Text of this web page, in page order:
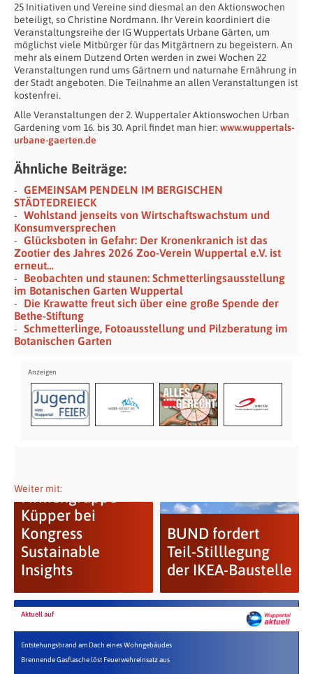
25 Initiativen und Vereine sind diesmal an den Aktionswochen
beteiligt, so Christine Nordmann. Ihr Verein koordiniert die
Veranstaltungsreihe der IG Wuppertals Urbane Gärten, um
möglichst viele Mitbürger für das Mitgärtnern zu begeistern. An
mehr als einem Dutzend Orten werden in zwei Wochen 22
Veranstaltungen rund ums Gärtnern und naturnahe Ernährung in
der Stadt angeboten. Die Teilnahme an allen Veranstaltungen ist
kostenfrei.
Alle Veranstaltungen der 2. Wuppertaler Aktionswochen Urban
Gardening vom 16. bis 30. April findet man hier: www.wuppertals-
urbane-gaerten.de
Ähnliche Beiträge:
GEMEINSAM PENDELN IM BERGISCHEN
STÄDTEDREIECK
Wohlstand jenseits von Wirtschaftswachstum und
Konsumversprechen
Glücksboten in Gefahr: Der Kronenkranich ist das
Zootier des Jahres 2026 Zoo-Verein Wuppertal e.V. ist
erneut…
Beobachten und staunen: Schmetterlingsausstellung
im Botanischen Garten Wuppertal
Die Krawatte freut sich über eine große Spende der
Bethe-Stiftung
Schmetterlinge, Fotoausstellung und Pilzberatung im
Botanischen Garten
Weiter mit:
Firmengruppe
Küpper bei
Kongress
Sustainable
Insights
BUND fordert
Teil-Stilllegung
der IKEA-Baustelle
Aktuell auf
Entstehungsbrand am Dach eines Wohngebäudes
Brennende Gasflasche löst Feuerwehreinsatz aus